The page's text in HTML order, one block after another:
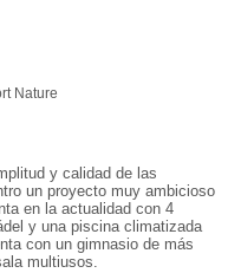
Nature
y calidad de las
un proyecto muy ambicioso
en la actualidad con 4
y una piscina climatizada
con un gimnasio de más
multiusos.